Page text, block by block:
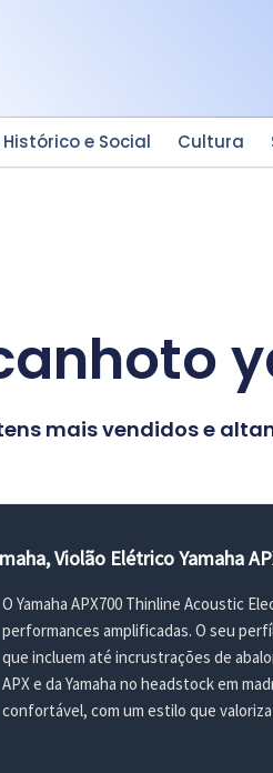
e Social Cultura
mais vendidos e
Violão Elétrico Yamaha
O Yamaha APX700 Thinline Acoustic
performances amplificadas. O seu
que incluem até incrustrações de
APX e da Yamaha no headstock em
confortável, com um estilo que